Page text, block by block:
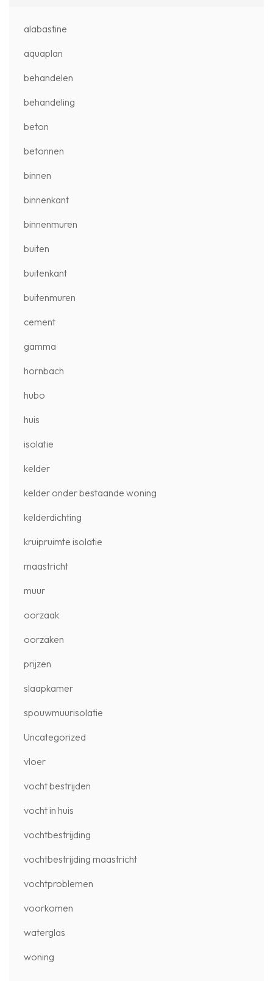
alabastine
aquaplan
behandelen
behandeling
beton
betonnen
binnen
binnenkant
binnenmuren
buiten
buitenkant
buitenmuren
cement
gamma
hornbach
hubo
huis
isolatie
kelder
kelder onder bestaande woning
kelderdichting
kruipruimte isolatie
maastricht
muur
oorzaak
oorzaken
prijzen
slaapkamer
spouwmuurisolatie
Uncategorized
vloer
vocht bestrijden
vocht in huis
vochtbestrijding
vochtbestrijding maastricht
vochtproblemen
voorkomen
waterglas
woning